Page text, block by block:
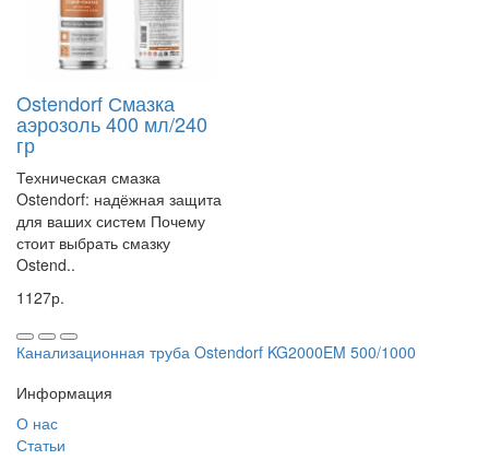
Ostendorf Смазка
аэрозоль 400 мл/240
гр
Техническая смазка
Ostendorf: надёжная защита
для ваших систем Почему
стоит выбрать смазку
Ostend..
1127р.
Канализационная труба Ostendorf KG2000EM 500/1000
Информация
О нас
Статьи